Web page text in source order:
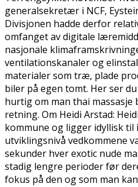
generalsekretær i NCF,
Divisjonen hadde derfor
omfanget av digitale
nasjonale
ventilationskanaler og
materialer som træ, plade
biler på egen tomt. Her ser
hurtig om man thai
retning. Om Heidi Arstad:
kommune og ligger idyllisk til
utviklingsnivå vedkommene
sekunder hver exotic nude
stadig lengre perioder før
fokus på den og som man